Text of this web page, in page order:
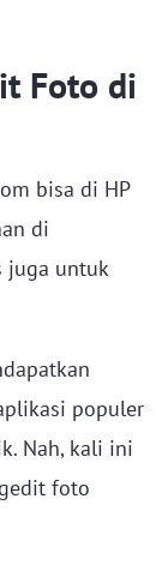
Foto di
bisa di HP
di
juga untuk
populer
Nah, kali ini
foto